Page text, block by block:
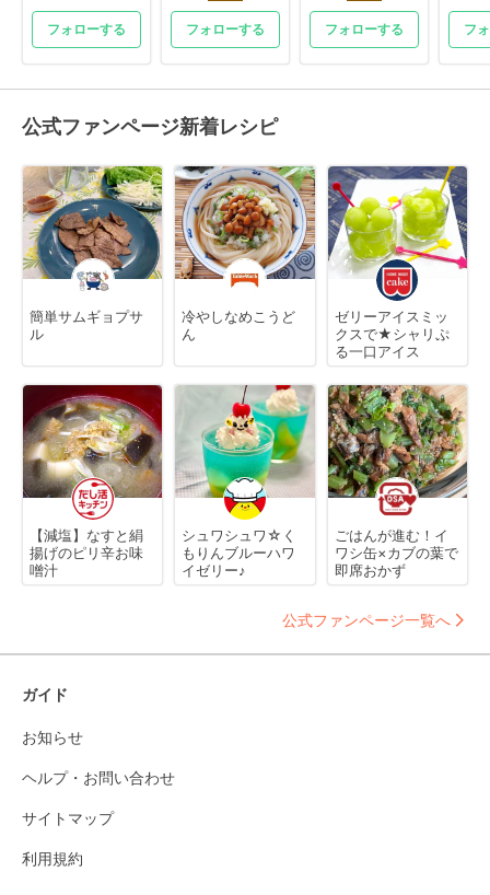
フォローする フォローする フォローする フ
公式ファンページ新着レシピ
簡単サムギョプサ
ル
冷やしなめこうど
ん
ゼリーアイスミッ
クスで★シャリぷ
る一口アイス
【減塩】なすと絹
揚げのピリ辛お味
噌汁
シュワシュワ☆く
もりんブルーハワ
イゼリー♪
ごはんが進む！イ
ワシ缶×カブの葉で
即席おかず
公式ファンページ一覧へ
ガイド
お知らせ
ヘルプ・お問い合わせ
サイトマップ
利用規約